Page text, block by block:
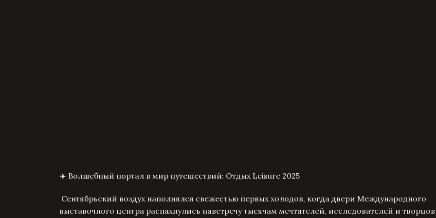
✈️ Волшебный портал в мир путешествий: Отдых Leisure 2025
Сентябрьский воздух наполнялся свежестью первых холодов, когда двери Международного
выставочного центра распахнулись навстречу тысячам мечтателей, исследователей и творцов